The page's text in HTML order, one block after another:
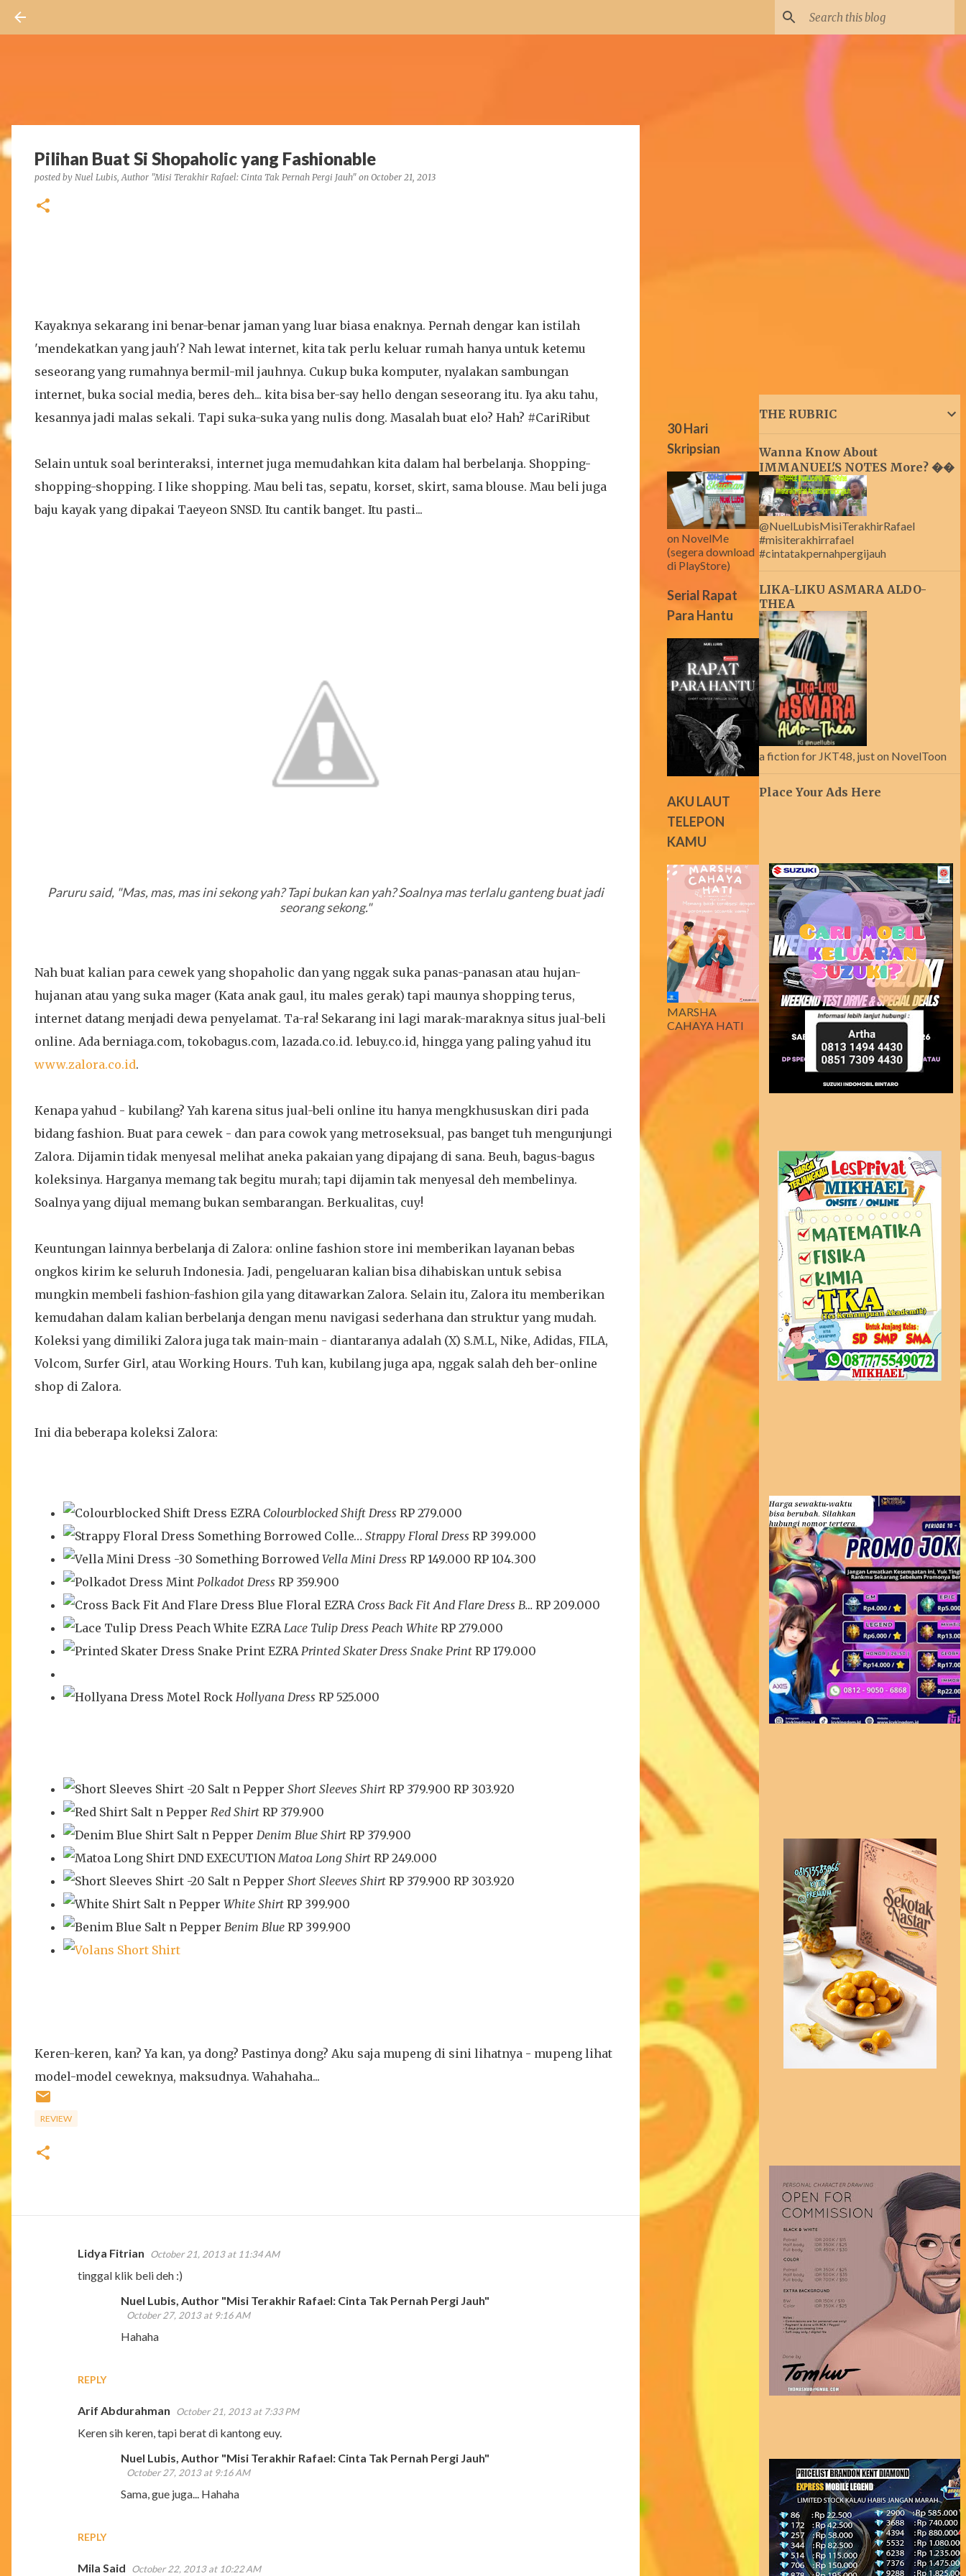
Pilihan Buat Si Shopaholic yang Fashionable
posted by Nuel Lubis, Author "Misi Terakhir Rafael: Cinta Tak Pernah Pergi Jauh" on October 21, 2013
Kayaknya sekarang ini benar-benar jaman yang luar biasa enaknya. Pernah dengar kan istilah
'mendekatkan yang jauh'? Nah lewat internet, kita tak perlu keluar rumah hanya untuk ketemu
seseorang yang rumahnya bermil-mil jauhnya. Cukup buka komputer, nyalakan sambungan
internet, buka social media, beres deh... kita bisa ber-say hello dengan seseorang itu. Iya aku tahu,
kesannya jadi malas sekali. Tapi suka-suka yang nulis dong. Masalah buat elo? Hah? #CariRibut
Selain untuk soal berinteraksi, internet juga memudahkan kita dalam hal berbelanja. Shopping-
shopping-shopping. I like shopping. Mau beli tas, sepatu, korset, skirt, sama blouse. Mau beli juga
baju kayak yang dipakai Taeyeon SNSD. Itu cantik banget. Itu pasti...
Paruru said, "Mas, mas, mas ini sekong yah? Tapi bukan kan yah? Soalnya mas terlalu ganteng buat jadi
seorang sekong."
Nah buat kalian para cewek yang shopaholic dan yang nggak suka panas-panasan atau hujan-
hujanan atau yang suka mager (Kata anak gaul, itu males gerak) tapi maunya shopping terus,
internet datang menjadi dewa penyelamat. Ta-ra! Sekarang ini lagi marak-maraknya situs jual-beli
online. Ada berniaga.com, tokobagus.com, lazada.co.id. lebuy.co.id, hingga yang paling yahud itu
www.zalora.co.id.
Kenapa yahud - kubilang? Yah karena situs jual-beli online itu hanya mengkhususkan diri pada
bidang fashion. Buat para cewek - dan para cowok yang metroseksual, pas banget tuh mengunjungi
Zalora. Dijamin tidak menyesal melihat aneka pakaian yang dipajang di sana. Beuh, bagus-bagus
koleksinya. Harganya memang tak begitu murah; tapi dijamin tak menyesal deh membelinya.
Soalnya yang dijual memang bukan sembarangan. Berkualitas, cuy!
Keuntungan lainnya berbelanja di Zalora: online fashion store ini memberikan layanan bebas
ongkos kirim ke seluruh Indonesia. Jadi, pengeluaran kalian bisa dihabiskan untuk sebisa
mungkin membeli fashion-fashion gila yang ditawarkan Zalora. Selain itu, Zalora itu memberikan
kemudahan dalam kalian berbelanja dengan menu navigasi sederhana dan struktur yang mudah.
Koleksi yang dimiliki Zalora juga tak main-main - diantaranya adalah (X) S.M.L, Nike, Adidas, FILA,
Volcom, Surfer Girl, atau Working Hours. Tuh kan, kubilang juga apa, nggak salah deh ber-online
shop di Zalora.
Ini dia beberapa koleksi Zalora:
EZRA Colourblocked Shift Dress RP 279.000
Something Borrowed Colle… Strappy Floral Dress RP 399.000
-30 Something Borrowed Vella Mini Dress RP 149.000 RP 104.300
Mint Polkadot Dress RP 359.900
EZRA Cross Back Fit And Flare Dress B… RP 209.000
EZRA Lace Tulip Dress Peach White RP 279.000
EZRA Printed Skater Dress Snake Print RP 179.000
Motel Rock Hollyana Dress RP 525.000
-20 Salt n Pepper Short Sleeves Shirt RP 379.900 RP 303.920
Salt n Pepper Red Shirt RP 379.900
Salt n Pepper Denim Blue Shirt RP 379.900
DND EXECUTION Matoa Long Shirt RP 249.000
-20 Salt n Pepper Short Sleeves Shirt RP 379.900 RP 303.920
Salt n Pepper White Shirt RP 399.900
Salt n Pepper Benim Blue RP 399.900
Keren-keren, kan? Ya kan, ya dong? Pastinya dong? Aku saja mupeng di sini lihatnya - mupeng lihat
model-model ceweknya, maksudnya. Wahahaha...
REVIEW
Lidya Fitrian October 21, 2013 at 11:34 AM
tinggal klik beli deh :)
REPLY
Nuel Lubis, Author "Misi Terakhir Rafael: Cinta Tak Pernah Pergi Jauh"
October 27, 2013 at 9:16 AM
Hahaha
Arif Abdurahman October 21, 2013 at 7:33 PM
Keren sih keren, tapi berat di kantong euy.
REPLY
Nuel Lubis, Author "Misi Terakhir Rafael: Cinta Tak Pernah Pergi Jauh"
October 27, 2013 at 9:16 AM
Sama, gue juga... Hahaha
Mila Said October 22, 2013 at 10:22 AM
30 Hari
Skripsian
on NovelMe
(segera download
di PlayStore)
Serial Rapat
Para Hantu
AKU LAUT
TELEPON
KAMU
MARSHA
CAHAYA HATI
THE RUBRIC
Wanna Know About
IMMANUEL'S NOTES More? ��
@NuelLubisMisiTerakhirRafael
#misiterakhirrafael
#cintatakpernahpergijauh
LIKA-LIKU ASMARA ALDO-
THEA
a fiction for JKT48, just on NovelToon
Place Your Ads Here